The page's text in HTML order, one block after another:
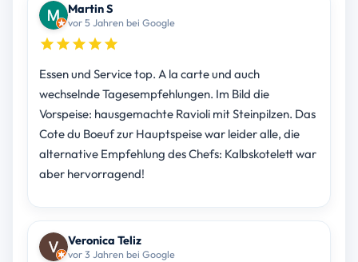
Martin S
vor 5 Jahren bei Google
Essen und Service top. A la carte und auch
wechselnde Tagesempfehlungen. Im Bild die
Vorspeise: hausgemachte Ravioli mit Steinpilzen. Das
Cote du Boeuf zur Hauptspeise war leider alle, die
alternative Empfehlung des Chefs: Kalbskotelett war
aber hervorragend!
Veronica Teliz
vor 3 Jahren bei Google